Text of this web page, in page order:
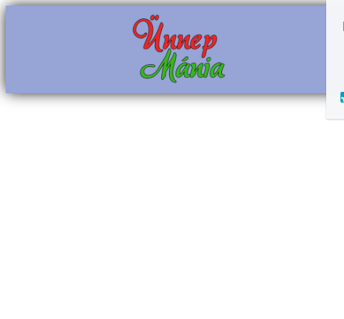
Ugrás